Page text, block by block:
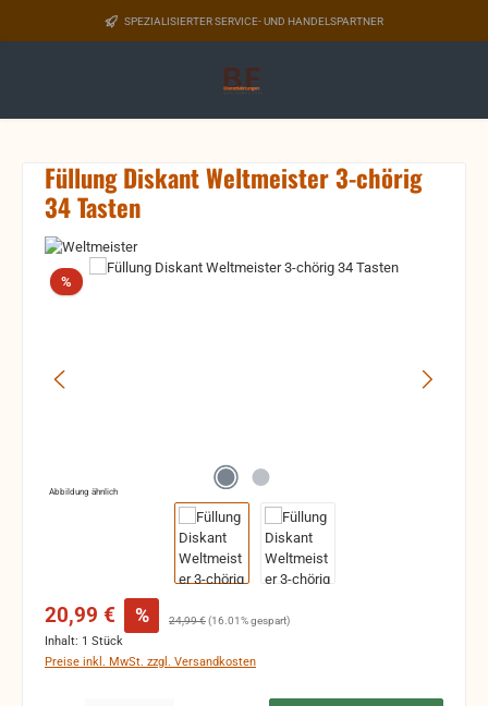
Zum Hauptinhalt springenSPEZIALISIERTER SERVICE- UND HANDELSPARTNER
Füllung Diskant Weltmeister 3-chörig
34 Tasten
Bildergalerie überspringen
% Rabatt
Abbildung ähnlich
Verkaufspreis:
20,99 € % Regulärer Preis:
24,99 €(16.01% gespart)
Inhalt: 1 Stück
Preise inkl. MwSt. zzgl. Versandkosten